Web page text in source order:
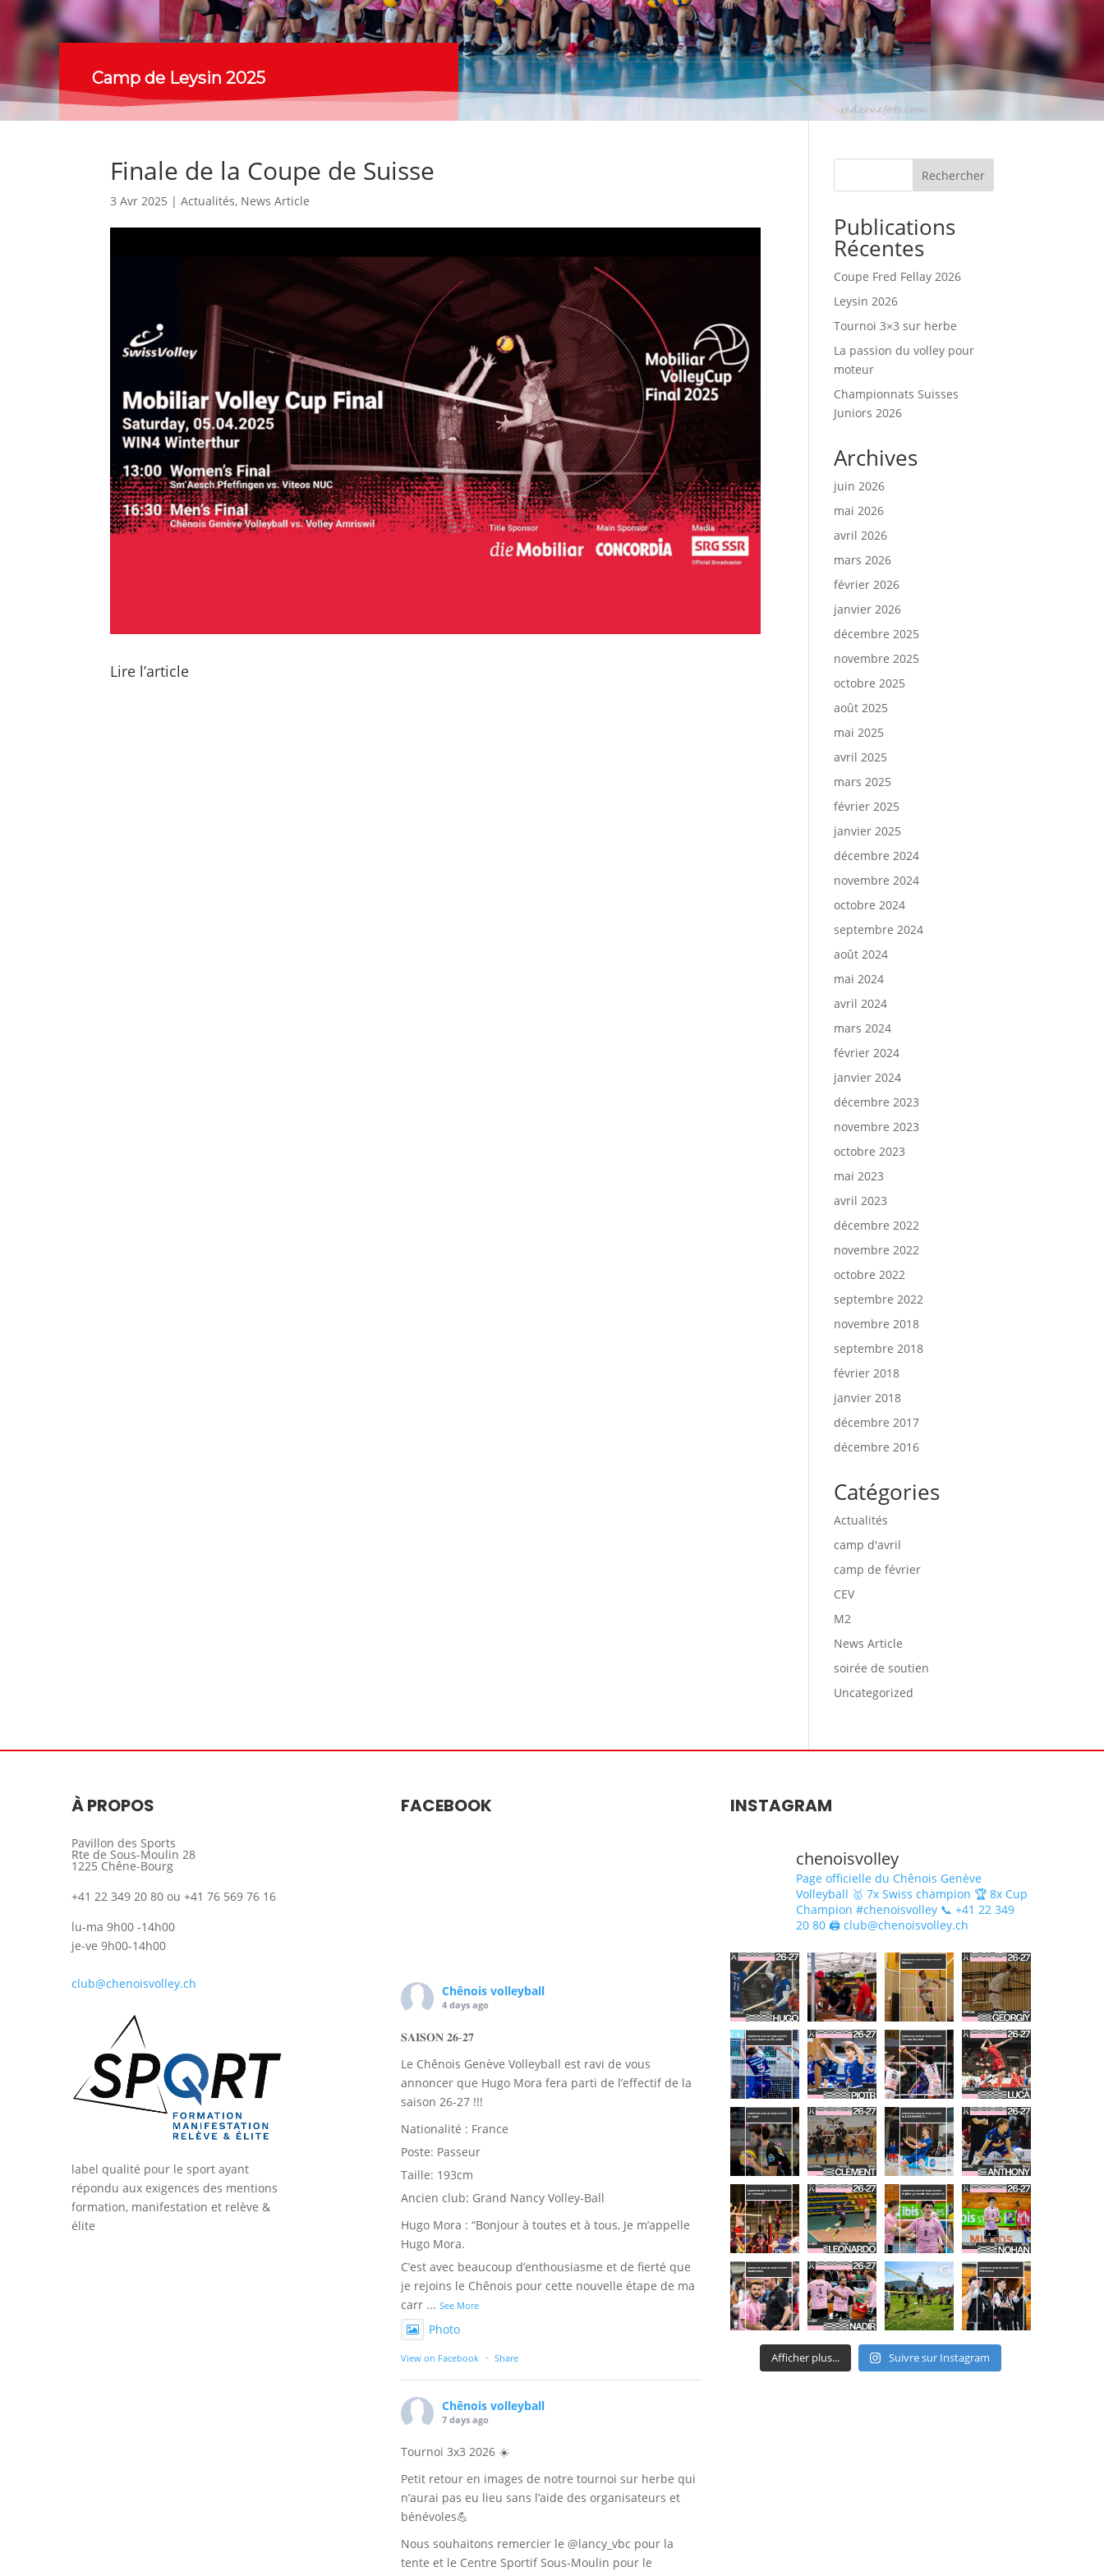
Camp de Leysin 2025
Finale de la Coupe de Suisse
3 Avr 2025 |Actualités, News Article
Lire l’article
Rechercher
Publications
Récentes
Coupe Fred Fellay 2026
Leysin 2026
Tournoi 3×3 sur herbe
La passion du volley pour
moteur
Championnats Suisses
Juniors 2026
Archives
juin 2026
mai 2026
avril 2026
mars 2026
février 2026
janvier 2026
décembre 2025
novembre 2025
octobre 2025
août 2025
mai 2025
avril 2025
mars 2025
février 2025
janvier 2025
décembre 2024
novembre 2024
octobre 2024
septembre 2024
août 2024
mai 2024
avril 2024
mars 2024
février 2024
janvier 2024
décembre 2023
novembre 2023
octobre 2023
mai 2023
avril 2023
décembre 2022
novembre 2022
octobre 2022
septembre 2022
novembre 2018
septembre 2018
février 2018
janvier 2018
décembre 2017
décembre 2016
Catégories
Actualités
camp d'avril
camp de février
CEV
M2
News Article
soirée de soutien
Uncategorized
À PROPOS
Pavillon des Sports
Rte de Sous-Moulin 28
1225 Chêne-Bourg
+41 22 349 20 80 ou +41 76 569 76 16
lu-ma 9h00 -14h00
je-ve 9h00-14h00
club@chenoisvolley.ch
label qualité pour le sport ayant
répondu aux exigences des mentions
formation, manifestation et relève &
élite
FACEBOOK
Chênois volleyball
4 days ago
𝐒𝐀𝐈𝐒𝐎𝐍 𝟐𝟔-𝟐𝟕
Le Chênois Genève Volleyball est ravi de vous
annoncer que Hugo Mora fera parti de l’effectif de la
saison 26-27 !!!
Nationalité : France
Poste: Passeur
Taille: 193cm
Ancien club: Grand Nancy Volley-Ball
Hugo Mora : “Bonjour à toutes et à tous, Je m’appelle
Hugo Mora.
C’est avec beaucoup d’enthousiasme et de fierté que
je rejoins le Chênois pour cette nouvelle étape de ma
carr ... See More
Photo
View on Facebook · Share
Chênois volleyball
7 days ago
Tournoi 3x3 2026 ☀️
Petit retour en images de notre tournoi sur herbe qui
n’aurai pas eu lieu sans l’aide des organisateurs et
bénévoles💪
Nous souhaitons remercier le @lancy_vbc pour la
tente et le Centre Sportif Sous-Moulin pour le
INSTAGRAM
chenoisvolley
Page officielle du Chênois Genève
Volleyball 🥇 7x Swiss champion 🏆 8x Cup
Champion #chenoisvolley 📞 +41 22 349
20 80 🖨 club@chenoisvolley.ch
Afficher plus... Suivre sur Instagram